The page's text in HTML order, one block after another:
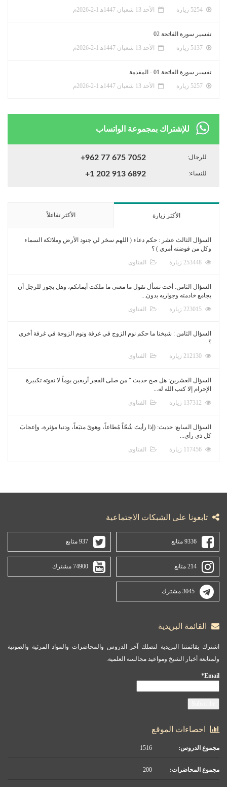
الأحد 13 شعبان 1447ﻫ 1-2-2026م
تفسير سورة الفاتحة 02
الأحد 13 شعبان 1447ﻫ 1-2-2026م
تفسير سورة الفاتحة 01 - المقدمة
الأحد 13 شعبان 1447ﻫ 1-2-2026م
للإشتراك بمجموعة الواتساب
للرجال: +962 77 675 7052
للنساء: +1 202 913 6892
الأكثر زيارة الأكثر تفاعلاً
السؤال الثالث عشر : حكم دعاء ( اللهم سخر لي جنود الأرض وملائكة السماء
وكل من فوضته أمري ) ؟
الفتاوى
السؤال الثامن: أخت تسأل تقول ما معنى ما ملكت أيمانكم، وهل يجوز للرجل أن
يجامع خادمته وجواريه بدون...
الفتاوى
السؤال الثامن : شيخنا ما حكم نوم الزوج في غرفة ونوم الزوجة في غرفة أخرى
؟
الفتاوى
السؤال العشرين: هل صح حديث " من صلى الفجر أربعين يوماً لا تفوته تكبيرة
الإحرام إلا كتب الله له...
الفتاوى
السؤال السابع: حديث: (إذا رأيتَ شُحّاً مُطاعاً، وهوىً متبَعاً، ودنيا مؤثرة، وإعجابَ
كل ذي رأي...
الفتاوى
تابعونا على الشبكات الاجتماعية
9336 متابع 937 متابع
214 متابع 74900 مشترك
3045 مشترك
القائمة البريدية
اشترك بقائمتنا البريدية لتصلك آخر الدروس والمحاضرات والمواد المرئية والصوتية
ولمتابعة أخبار الشيخ ومواعيد مجالسه العلمية.
Email*
احصاءات الموقع
مجموع الدروس:
مجموع المحاضرات: